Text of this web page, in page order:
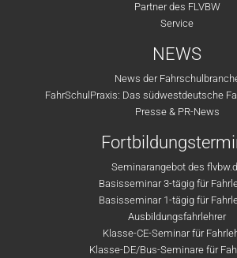
Partner des FLVBW
Service
NEWS
News der
FahrSchulPraxis: Das südwestdeutsche
Presse & PR-News
Seminarangebot des
Basisseminar 3-tägig für
Basisseminar 1-tägig für
Ausbildungsfahrlehrer
Klasse-CE-Seminar für
Klasse-DE/Bus-Seminare für